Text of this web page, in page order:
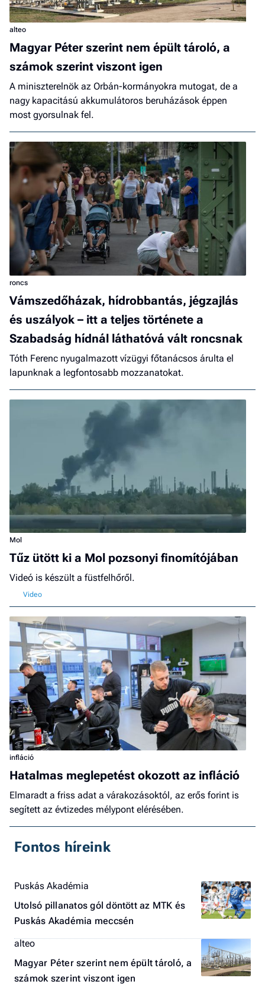
alteo
Magyar Péter szerint nem épült tároló, a
számok szerint viszont igen
A miniszterelnök az Orbán-kormányokra mutogat, de a
nagy kapacitású akkumulátoros beruházások éppen
most gyorsulnak fel.
roncs
Vámszedőházak, hídrobbantás, jégzajlás
és uszályok – itt a teljes története a
Szabadság hídnál láthatóvá vált roncsnak
Tóth Ferenc nyugalmazott vízügyi főtanácsos árulta el
lapunknak a legfontosabb mozzanatokat.
Mol
Tűz ütött ki a Mol pozsonyi finomítójában
Videó is készült a füstfelhőről.
infláció
Hatalmas meglepetést okozott az infláció
Elmaradt a friss adat a várakozásoktól, az erős forint is
segített az évtizedes mélypont elérésében.
Fontos híreink
Puskás Akadémia
Utolsó pillanatos gól döntött az MTK és
Puskás Akadémia meccsén
alteo
Magyar Péter szerint nem épült tároló, a
számok szerint viszont igen